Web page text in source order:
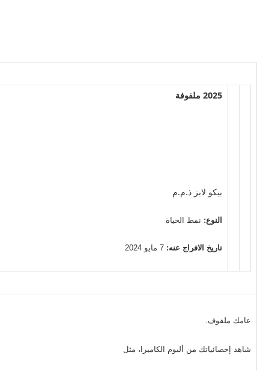
2025 ملفوفة
بيكو لابز ذ.م.م
النوع: نمط الحياة
تاريخ الافراج عنه:
عامك ملفوف.
شاهد إحصائياتك من ألبوم الكاميرا، مثل